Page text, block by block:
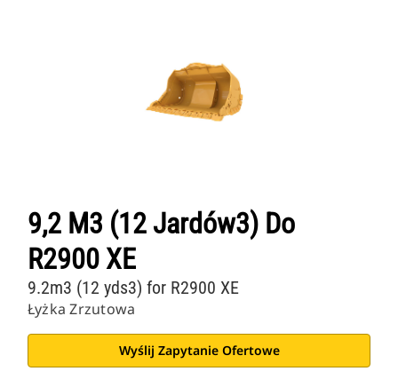
9,2 M3 (12 Jardów3) Do
R2900 XE
Łyżka Zrzutowa
9.2m3 (12 yds3) for R2900 XE
Wyślij Zapytanie Ofertowe